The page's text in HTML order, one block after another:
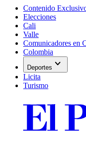
Contenido
Elecciones
Cali
Valle
Comunicadores en
Colombia
Deportes expand_more
Licita
Turismo